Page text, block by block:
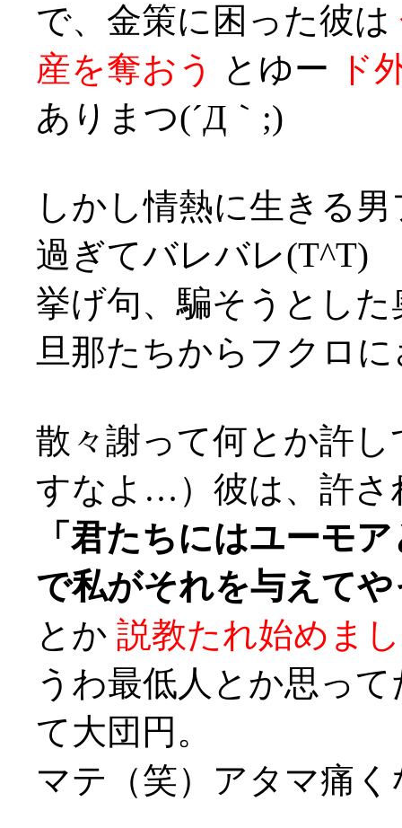
で、金策に困った彼は
産を奪おう
とゆー
ド
ありまつ(´Д｀;)
しかし情熱に生きる
過ぎてバレバレ(T^T)
挙げ句、騙そうとし
旦那たちからフクロ
散々謝って何とか許
すなよ…）彼は、許さ
「君たちにはユーモ
で私がそれを与えて
とか 説教たれ始めま
うわ最低人とか思っ
て大団円。
マテ（笑）アタマ痛